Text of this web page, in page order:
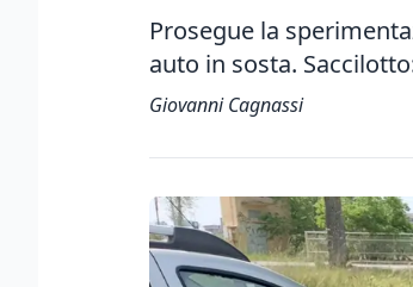
Prosegue la
auto in sosta.
Giovanni Cagnassi